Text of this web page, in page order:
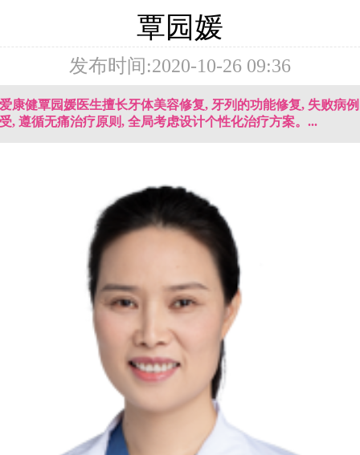
覃园媛
发布时间:2020-10-26 09:36
康健覃园媛医生擅长牙体美容修复, 牙列的功能修复, 失败病例
, 遵循无痛治疗原则, 全局考虑设计个性化治疗方案。...